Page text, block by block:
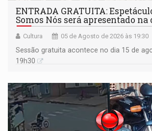
ENTRADA GRATUITA:
Somos Nós será apresentado
Cultura 05 de Agosto de 2026 às 19:30
Sessão gratuita acontece no dia 15 de
19h30